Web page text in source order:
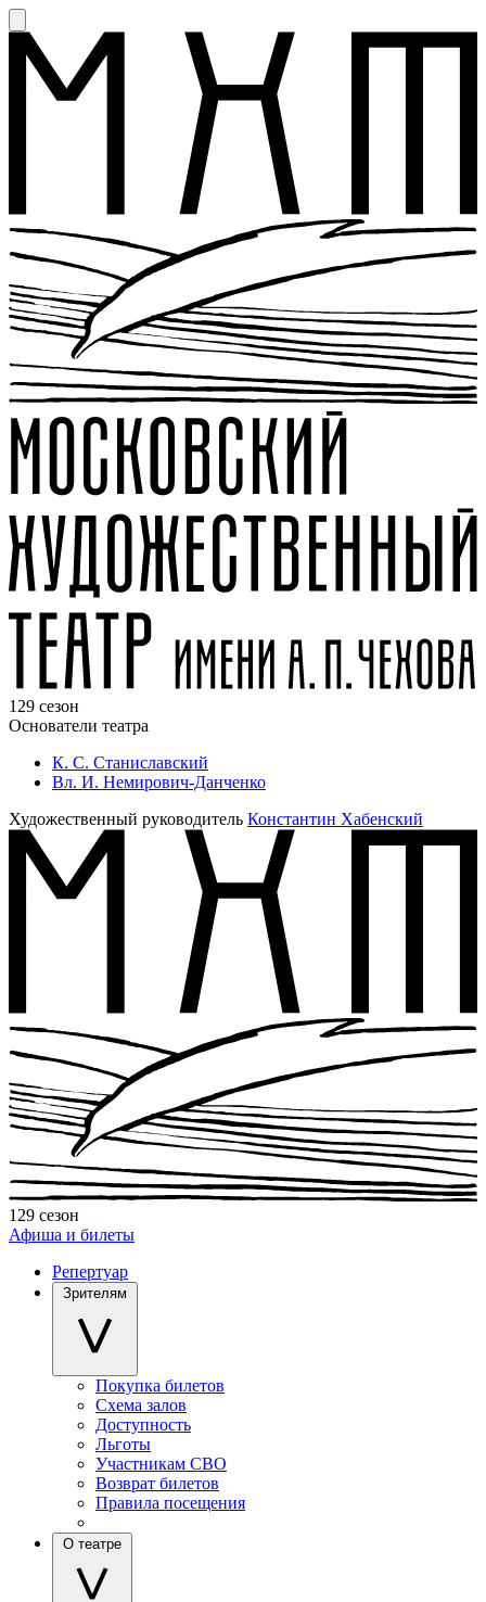
129 сезон
Основатели театра
К. С. Станиславский
Вл. И. Немирович-Данченко
Художественный руководитель Константин Хабенский
129 сезон
Афиша и билеты
Репертуар
Зрителям
Покупка билетов
Схема залов
Доступность
Льготы
Участникам СВО
Возврат билетов
Правила посещения
О театре